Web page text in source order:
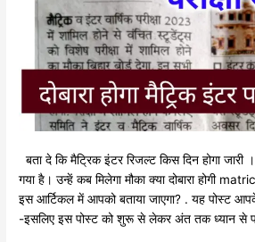
बता दे कि मैट्रिक इंटर रिजल्ट किस दिन होगा जारी
गया है। उन्हें कब मिलेगा मौका क्या दोबारा होगी
इस आर्टिकल में आपको बताया जाएगा? . यह पोस्ट
-इसलिए इस पोस्ट को शुरू से लेकर अंत तक ध्यान से